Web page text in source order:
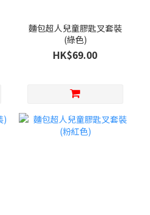
麵包超人兒童膠匙叉套裝
(綠色)
HK$69.00